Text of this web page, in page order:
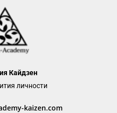
Кайдзен
личности
kaizen.com